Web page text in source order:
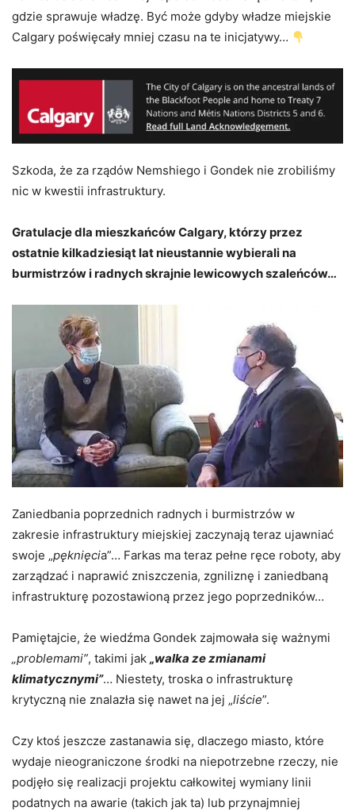
gdzie sprawuje władzę. Być może gdyby władze miejskie
Calgary poświęcały mniej czasu na te inicjatywy…
Szkoda, że za rządów Nemshiego i Gondek nie zrobiliśmy
nic w kwestii infrastruktury.
Gratulacje dla mieszkańców Calgary, którzy przez
ostatnie kilkadziesiąt lat nieustannie wybierali na
burmistrzów i radnych skrajnie lewicowych szaleńców…
Zaniedbania poprzednich radnych i burmistrzów w
zakresie infrastruktury miejskiej zaczynają teraz ujawniać
swoje „pęknięcia”… Farkas ma teraz pełne ręce roboty, aby
zarządzać i naprawić zniszczenia, zgniliznę i zaniedbaną
infrastrukturę pozostawioną przez jego poprzedników…
Pamiętajcie, że wiedźma Gondek zajmowała się ważnymi
„problemami”, takimi jak „walka ze zmianami
klimatycznymi”… Niestety, troska o infrastrukturę
krytyczną nie znalazła się nawet na jej „liście”.
Czy ktoś jeszcze zastanawia się, dlaczego miasto, które
wydaje nieograniczone środki na niepotrzebne rzeczy, nie
podjęło się realizacji projektu całkowitej wymiany linii
podatnych na awarie (takich jak ta) lub przynajmniej